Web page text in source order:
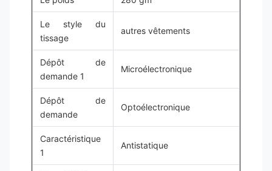
Le style du
tissage
autres vêtements
Dépôt de
demande 1
Microélectronique
Dépôt de
demande
Optoélectronique
Caractéristique
1
Antistatique